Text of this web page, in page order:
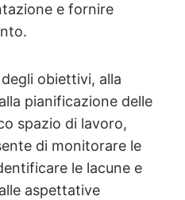
e fornire
obiettivi, alla
pianificazione delle
spazio di lavoro,
di monitorare le
le lacune e
aspettative